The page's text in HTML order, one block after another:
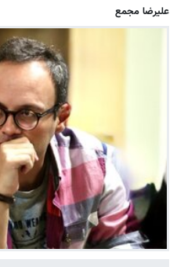
علیرضا مجمع